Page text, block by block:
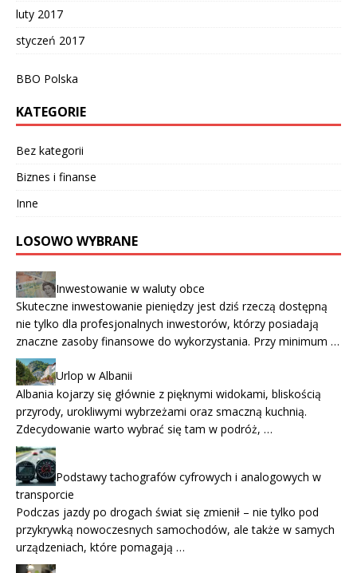
luty 2017
styczeń 2017
BBO Polska
KATEGORIE
Bez kategorii
Biznes i finanse
Inne
LOSOWO WYBRANE
Inwestowanie w waluty obce
Skuteczne inwestowanie pieniędzy jest dziś rzeczą dostępną
nie tylko dla profesjonalnych inwestorów, którzy posiadają
znaczne zasoby finansowe do wykorzystania. Przy minimum …
Urlop w Albanii
Albania kojarzy się głównie z pięknymi widokami, bliskością
przyrody, urokliwymi wybrzeżami oraz smaczną kuchnią.
Zdecydowanie warto wybrać się tam w podróż, …
Podstawy tachografów cyfrowych i analogowych w
transporcie
Podczas jazdy po drogach świat się zmienił – nie tylko pod
przykrywką nowoczesnych samochodów, ale także w samych
urządzeniach, które pomagają …